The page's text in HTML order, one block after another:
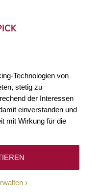
Technologien von
stetig zu
der Interessen
einverstanden und
mit Wirkung für die
Produkte zu